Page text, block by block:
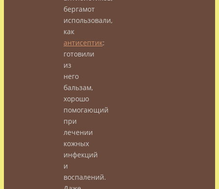
бергамот
использовали,
как
антисептик:
готовили
из
него
бальзам,
хорошо
помогающий
при
лечении
кожных
инфекций
и
воспалений.